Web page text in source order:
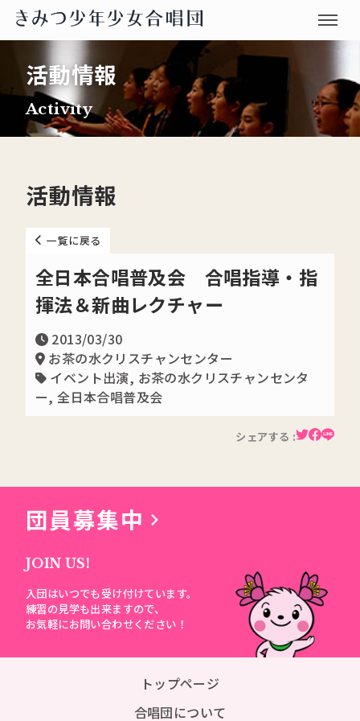
活動情報
Activity
活動情報
一覧に戻る
全日本合唱普及会 合唱指導・指
揮法＆新曲レクチャー
2013/03/30
お茶の水クリスチャンセンター
イベント出演, お茶の水クリスチャンセンタ
ー,全日本合唱普及会
シェアする :
団員募集中
JOIN US!
入団はいつでも受け付けています。
練習の見学も出来ますので、
お気軽にお問い合わせください！
トップページ
合唱団について